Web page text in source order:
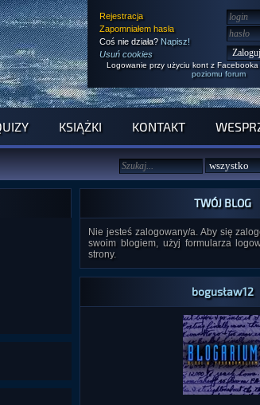
Rejestracja
Zapomniałem hasła
Coś nie działa? Napisz!
Usuń cookies
Logowanie przy użyciu kont z
poziomu forum
KSIĄŻKI KONTAKT
TWÓJ BLOG
Nie jesteś zalogowany/a. Aby się
swoim blogiem, użyj formularza
strony.
bogusław12